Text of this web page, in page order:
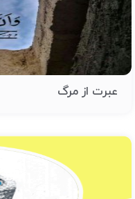
عبرت از مرگ